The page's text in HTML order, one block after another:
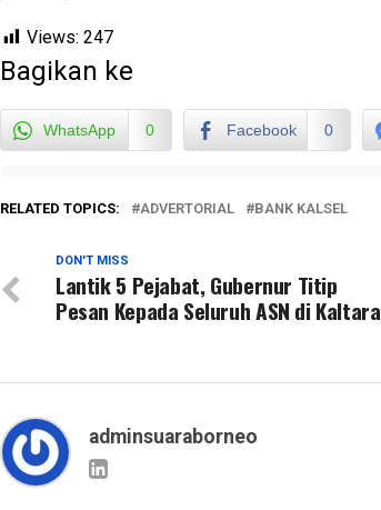
Views: 247
Bagikan ke
WhatsApp 0 Facebook 0
RELATED TOPICS: ADVERTORIAL BANK KALSEL
DON'T MISS
Lantik 5 Pejabat, Gubernur Titip
Pesan Kepada Seluruh ASN di Kaltara
adminsuaraborneo